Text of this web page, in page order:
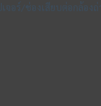
ร์/ช่องเสียบต่อกล้อง